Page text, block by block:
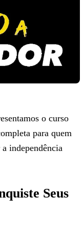
o curso
para quem
independência
Seus